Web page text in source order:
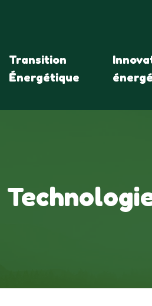
Transition
Énergétique